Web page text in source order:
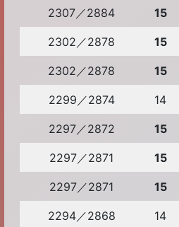
2307／2884 15
2302／2878 15
2302／2878 15
2299／2874 14
2297／2872 15
2297／2871 15
2297／2871 15
2294／2868 14